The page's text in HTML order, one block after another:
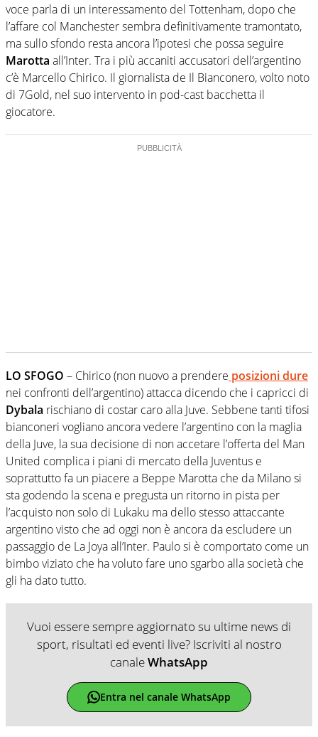
voce parla di un interessamento del Tottenham, dopo che
l’affare col Manchester sembra definitivamente tramontato,
ma sullo sfondo resta ancora l’ipotesi che possa seguire
Marotta all’Inter. Tra i più accaniti accusatori dell’argentino
c’è Marcello Chirico. Il giornalista de Il Bianconero, volto noto
di 7Gold, nel suo intervento in pod-cast bacchetta il
giocatore.
LO SFOGO – Chirico (non nuovo a prendere posizioni dure
nei confronti dell’argentino) attacca dicendo che i capricci di
Dybala rischiano di costar caro alla Juve. Sebbene tanti tifosi
bianconeri vogliano ancora vedere l’argentino con la maglia
della Juve, la sua decisione di non accetare l’offerta del Man
United complica i piani di mercato della Juventus e
soprattutto fa un piacere a Beppe Marotta che da Milano si
sta godendo la scena e pregusta un ritorno in pista per
l’acquisto non solo di Lukaku ma dello stesso attaccante
argentino visto che ad oggi non è ancora da escludere un
passaggio de La Joya all’Inter. Paulo si è comportato come un
bimbo viziato che ha voluto fare uno sgarbo alla società che
gli ha dato tutto.
Vuoi essere sempre aggiornato su ultime news di
sport, risultati ed eventi live? Iscriviti al nostro
canaleWhatsApp
Entra nel canale WhatsApp